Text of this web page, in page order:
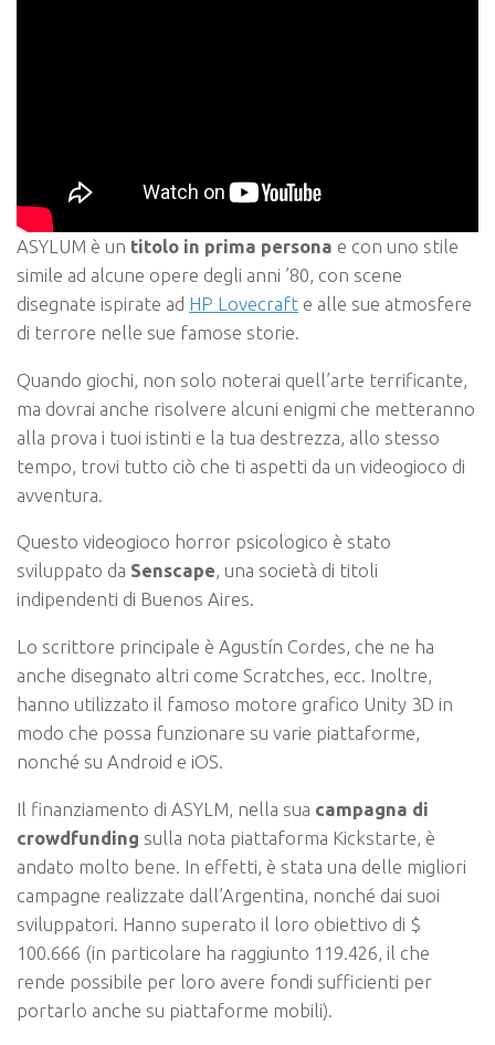
ASYLUM è un titolo in prima persona e con uno stile
simile ad alcune opere degli anni ’80, con scene
disegnate ispirate ad HP Lovecraft e alle sue atmosfere
di terrore nelle sue famose storie.
Quando giochi, non solo noterai quell’arte terrificante,
ma dovrai anche risolvere alcuni enigmi che metteranno
alla prova i tuoi istinti e la tua destrezza, allo stesso
tempo, trovi tutto ciò che ti aspetti da un videogioco di
avventura.
Questo videogioco horror psicologico è stato
sviluppato da Senscape, una società di titoli
indipendenti di Buenos Aires.
Lo scrittore principale è Agustín Cordes, che ne ha
anche disegnato altri come Scratches, ecc. Inoltre,
hanno utilizzato il famoso motore grafico Unity 3D in
modo che possa funzionare su varie piattaforme,
nonché su Android e iOS.
Il finanziamento di ASYLM, nella sua campagna di
crowdfunding sulla nota piattaforma Kickstarte, è
andato molto bene. In effetti, è stata una delle migliori
campagne realizzate dall’Argentina, nonché dai suoi
sviluppatori. Hanno superato il loro obiettivo di $
100.666 (in particolare ha raggiunto 119.426, il che
rende possibile per loro avere fondi sufficienti per
portarlo anche su piattaforme mobili).